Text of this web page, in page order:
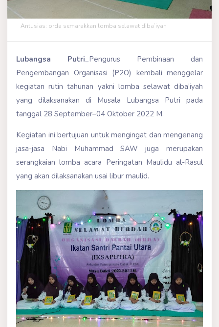
Antusias: orda semarakkan lomba selawat diba’iyah
Lubangsa Putri_Pengurus Pembinaan dan
Pengembangan Organisasi (P2O) kembali menggelar
kegiatan rutin tahunan yakni lomba selawat diba’iyah
yang dilaksanakan di Musala Lubangsa Putri pada
tanggal 28 September–04 Oktober 2022 M.
Kegiatan ini bertujuan untuk mengingat dan mengenang
jasa-jasa Nabi Muhammad SAW juga merupakan
serangkaian lomba acara Peringatan Maulidu al-Rasul
yang akan dilaksanakan usai libur maulid.